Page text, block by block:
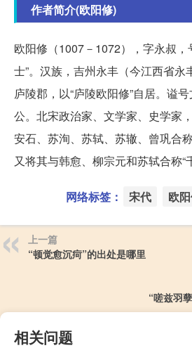
作者简介(欧阳修)
欧阳修（1007－1072），字永叔，
士”。汉族，吉州永丰（今江西省永
庐陵郡，以“庐陵欧阳修”自居。谥
公。北宋政治家、文学家、史学家
安石、苏洵、苏轼、苏辙、曾巩合
又将其与韩愈、柳宗元和苏轼合称“
网络标签： 宋代 欧
上一篇
“顿觉愈沉疴”的出处是哪里
“嗟兹羽
相关问题